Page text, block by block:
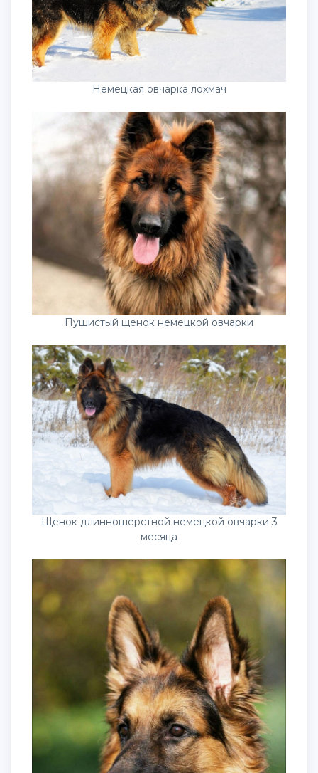
Немецкая овчарка лохмач
Пушистый щенок немецкой овчарки
Щенок длинношерстной немецкой овчарки 3
месяца